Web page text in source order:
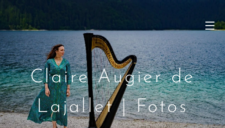
Claire Augier de
Lajallet | Fotos